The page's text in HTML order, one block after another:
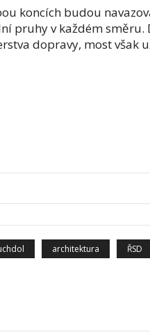
koncích budou
pruhy v každém směru.
dopravy, most však
architektura ŘSD